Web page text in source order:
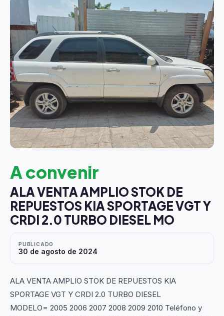
A convenir
ALA VENTA AMPLIO STOK DE
REPUESTOS KIA SPORTAGE VGT Y
CRDI 2.0 TURBO DIESEL MO
PUBLICADO
30 de agosto de 2024
ALA VENTA AMPLIO STOK DE REPUESTOS KIA
SPORTAGE VGT Y CRDI 2.0 TURBO DIESEL
MODELO= 2005 2006 2007 2008 2009 2010 Teléfono y